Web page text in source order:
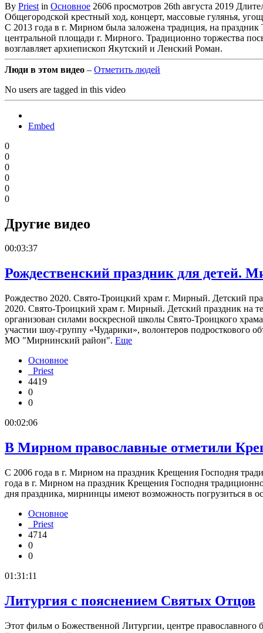
By Priest in Основное 2606 просмотров 26th августа 2019
Общегородской крестный ход, концерт, массовые гулянья,
С 2013 года в г. Мирном была заложена традиция, на
центральной площади г. Мирного. Традиционно торжества
возглавляет архиепископ Якутский и Ленский Роман.
Люди в этом видео – Отметить людей
No users are tagged in this video
Embed
0
0
0
0
0
0
Другие видео
00:03:37
Рождественский праздник для детей.
Рождество 2020. Свято-Троицкий храм г. Мирный. Детский
2020. Свято-Троицкий храм г. Мирный. Детский праздник на
организован силами воскресной школы Свято-Троицкого
участии шоу-группу «Чударики», волонтеров
МО "Мирнинский район". Еще
Основное
Priest
4419
0
0
00:02:06
В Мирном православные отметили
С 2006 года в г. Мирном на праздник Крещения Господня
года в г. Мирном на праздник Крещения Господня
дня праздника, мирнинцы имеют возможность погрузиться
Основное
Priest
4714
0
0
01:31:11
Литургия с пояснением Святых Отцов
Этот фильм о Божественной Литургии, центре православного